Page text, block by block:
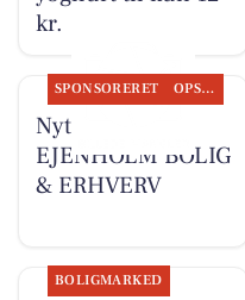
kr.
SPONSORERET OPSLAGSTAVLEN
Nyt fra
EJENHOLM BOLIG
& ERHVERV
BOLIGMARKED